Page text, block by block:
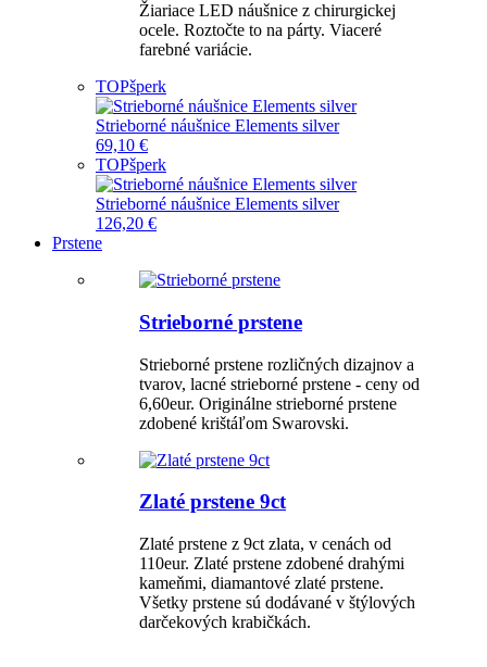
Žiariace LED náušnice z chirurgickej
ocele. Roztočte to na párty. Viaceré
farebné variácie.
TOPšperk
Strieborné náušnice Elements silver
69,10 €
TOPšperk
Strieborné náušnice Elements silver
126,20 €
Prstene
Strieborné prstene
Strieborné prstene rozličných dizajnov a
tvarov, lacné strieborné prstene - ceny od
6,60eur. Originálne strieborné prstene
zdobené krištáľom Swarovski.
Zlaté prstene 9ct
Zlaté prstene z 9ct zlata, v cenách od
110eur. Zlaté prstene zdobené drahými
kameňmi, diamantové zlaté prstene.
Všetky prstene sú dodávané v štýlových
darčekových krabičkách.